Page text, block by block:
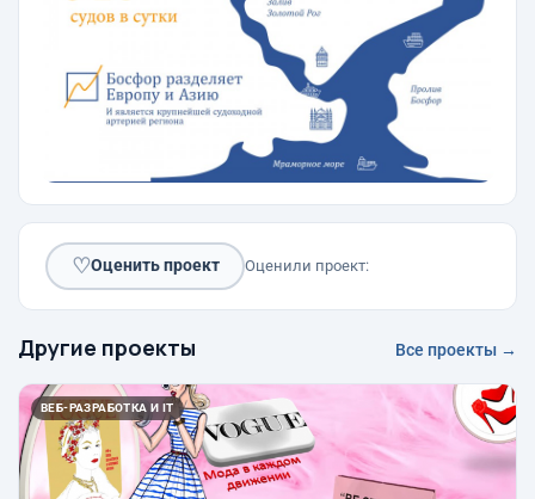
♡Оценить проект Оценили проект:
Другие проекты Все проекты →
ВЕБ-РАЗРАБОТКА И IT